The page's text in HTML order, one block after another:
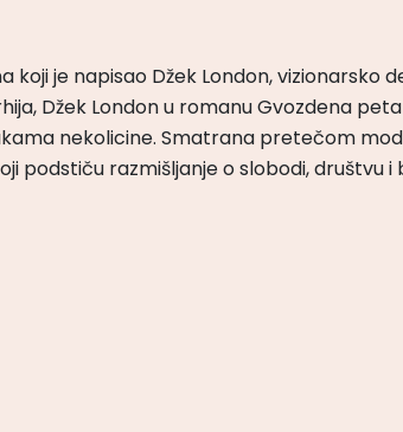
je napisao Džek London, vizionarsko
Džek London u romanu Gvozdena
nekolicine. Smatrana pretečom
podstiču razmišljanje o slobodi, društvu i